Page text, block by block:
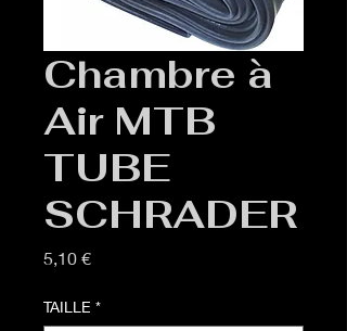
Chambre à
Air MTB
TUBE
SCHRADER
5,10 €Prix
TAILLE *